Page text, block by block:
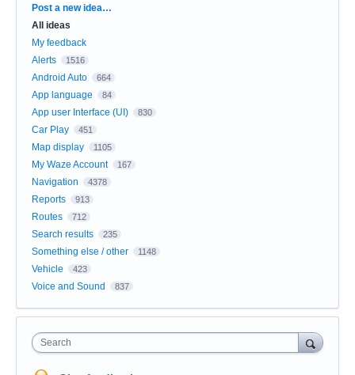
Categories
Post a new idea…
All ideas
My feedback
Alerts
1516
Android Auto 664
App language 84
App user Interface (UI) 830
Car Play 451
Map display 1105
My Waze Account 167
Navigation 4378
Reports 913
Routes 712
Search results 235
Something else / other 1148
Vehicle 423
Voice and Sound 837
Search